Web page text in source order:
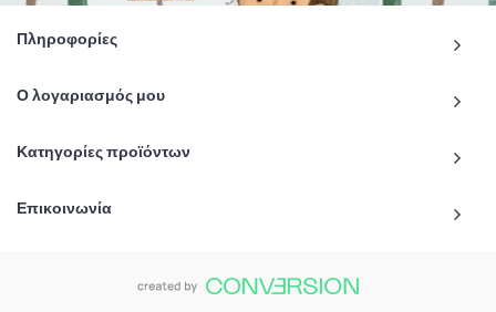
Πληροφορίες
Ο λογαριασμός μου
Κατηγορίες προϊόντων
Επικοινωνία